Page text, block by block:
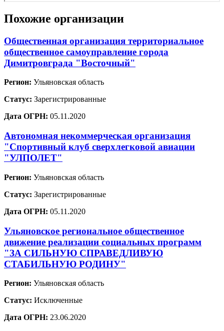
Похожие организации
Общественная организация территориальное
общественное самоуправление города
Димитровграда "Восточный"
Регион: Ульяновская область
Статус: Зарегистрированные
Дата ОГРН: 05.11.2020
Автономная некоммерческая организация
"Спортивный клуб сверхлегковой авиации
"УЛПОЛЕТ"
Регион: Ульяновская область
Статус: Зарегистрированные
Дата ОГРН: 05.11.2020
Ульяновское региональное общественное
движение реализации социальных программ
"ЗА СИЛЬНУЮ СПРАВЕДЛИВУЮ
СТАБИЛЬНУЮ РОДИНУ"
Регион: Ульяновская область
Статус: Исключенные
Дата ОГРН: 23.06.2020